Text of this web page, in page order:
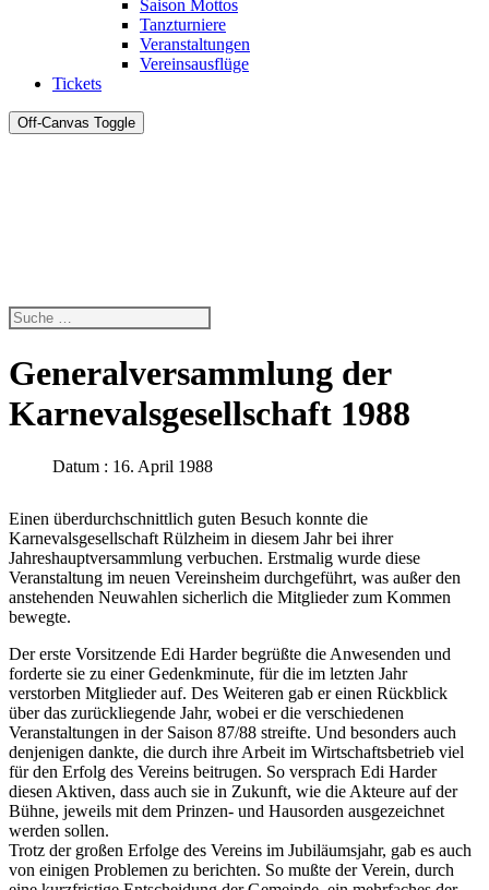
Saison Mottos
Tanzturniere
Veranstaltungen
Vereinsausflüge
Tickets
Off-Canvas Toggle
Generalversammlung der
Karnevalsgesellschaft 1988
Datum : 16. April 1988
Einen überdurchschnittlich guten Besuch konnte die
Karnevalsgesellschaft Rülzheim in diesem Jahr bei ihrer
Jahreshauptversammlung verbuchen. Erstmalig wurde diese
Veranstaltung im neuen Vereinsheim durchgeführt, was außer den
anstehenden Neuwahlen sicherlich die Mitglieder zum Kommen
bewegte.
Der erste Vorsitzende Edi Harder begrüßte die Anwesenden und
forderte sie zu einer Gedenkminute, für die im letzten Jahr
verstorben Mitglieder auf. Des Weiteren gab er einen Rückblick
über das zurückliegende Jahr, wobei er die verschiedenen
Veranstaltungen in der Saison 87/88 streifte. Und besonders auch
denjenigen dankte, die durch ihre Arbeit im Wirtschaftsbetrieb viel
für den Erfolg des Vereins beitrugen. So versprach Edi Harder
diesen Aktiven, dass auch sie in Zukunft, wie die Akteure auf der
Bühne, jeweils mit dem Prinzen- und Hausorden ausgezeichnet
werden sollen.
Trotz der großen Erfolge des Vereins im Jubiläumsjahr, gab es auch
von einigen Problemen zu berichten. So mußte der Verein, durch